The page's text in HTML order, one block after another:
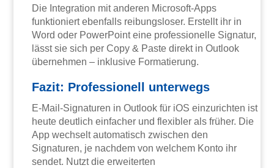
Die Integration mit anderen Microsoft-Apps
funktioniert ebenfalls reibungsloser. Erstellt ihr in
Word oder PowerPoint eine professionelle Signatur,
lässt sie sich per Copy & Paste direkt in Outlook
übernehmen – inklusive Formatierung.
Fazit: Professionell unterwegs
E-Mail-Signaturen in Outlook für iOS einzurichten ist
heute deutlich einfacher und flexibler als früher. Die
App wechselt automatisch zwischen den
Signaturen, je nachdem von welchem Konto ihr
sendet. Nutzt die erweiterten